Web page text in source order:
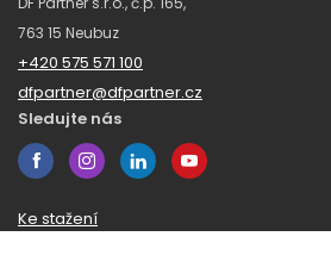
763 15 Neubuz
+420 575 571 100
dfpartner@dfpartner.cz
Sledujte nás
Ke stažení